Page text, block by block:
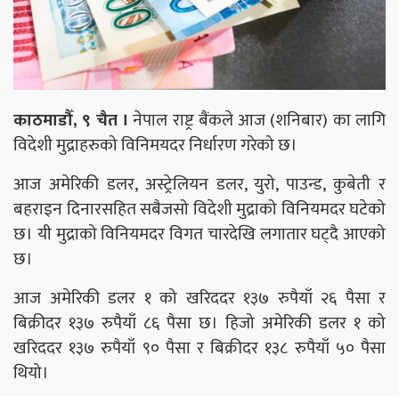
काठमाडौँ, ९ चैत । नेपाल राष्ट्र बैंकले आज (शनिबार) का लागि
विदेशी मुद्राहरुको विनिमयदर निर्धारण गरेको छ।
आज अमेरिकी डलर, अस्ट्रेलियन डलर, युरो, पाउन्ड, कुबेती र
बहराइन दिनारसहित सबैजसो विदेशी मुद्राको विनियमदर घटेको
छ। यी मुद्राको विनियमदर विगत चारदेखि लगातार घट्दै आएको
छ।
आज अमेरिकी डलर १ को खरिददर १३७ रुपैयाँ २६ पैसा र
बिक्रीदर १३७ रुपैयाँ ८६ पैसा छ। हिजो अमेरिकी डलर १ को
खरिददर १३७ रुपैयाँ ९० पैसा र बिक्रीदर १३८ रुपैयाँ ५० पैसा
थियो।